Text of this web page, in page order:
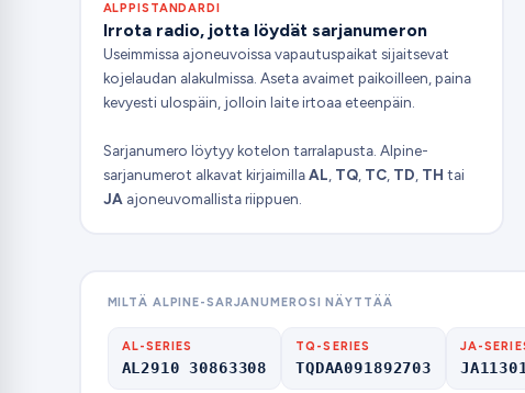
ALPPISTANDARDI
Irrota radio, jotta löydät sarjanumeron
Useimmissa ajoneuvoissa vapautuspaikat sijaitsevat
kojelaudan alakulmissa. Aseta avaimet paikoilleen, paina
kevyesti ulospäin, jolloin laite irtoaa eteenpäin.
Sarjanumero löytyy kotelon tarralapusta. Alpine-
sarjanumerot alkavat kirjaimillaAL TQ, TC, TD TH tai
JA ajoneuvomallista riippuen.
MILTÄ ALPINE-SARJANUMEROSI NÄYTTÄÄ
AL-SERIES
AL2910 30863308
TQ-SERIES
TQDAA091892703
JA-